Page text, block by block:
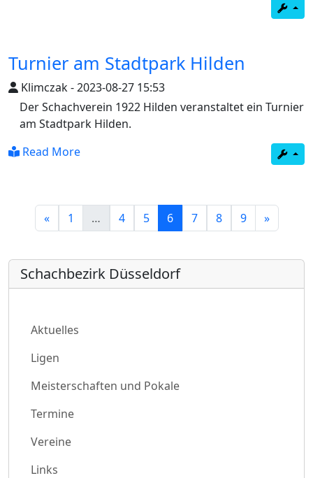
Turnier am Stadtpark Hilden
Klimczak-2023-08-27 15:53
Der Schachverein 1922 Hilden veranstaltet ein Turnier
am Stadtpark Hilden.
Read More
« 1 … 4 5 6(current)
7 8 9 »
Schachbezirk Düsseldorf
Aktuelles
Ligen
Meisterschaften und Pokale
Termine
Vereine
Links